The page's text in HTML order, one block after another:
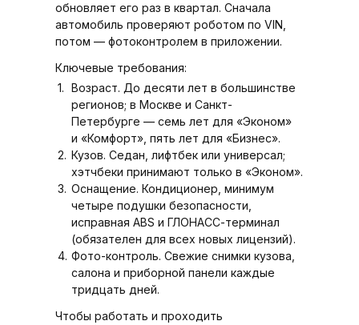
обновляет его раз в квартал. Сначала
автомобиль проверяют роботом по VIN,
потом — фотоконтролем в приложении.
Ключевые требования:
Возраст. До десяти лет в большинстве
регионов; в Москве и Санкт-
Петербурге — семь лет для «Эконом»
и «Комфорт», пять лет для «Бизнес».
Кузов. Седан, лифтбек или универсал;
хэтчбеки принимают только в «Эконом».
Оснащение. Кондиционер, минимум
четыре подушки безопасности,
исправная ABS и ГЛОНАСС-терминал
(обязателен для всех новых лицензий).
Фото-контроль. Свежие снимки кузова,
салона и приборной панели каждые
тридцать дней.
Чтобы работать и проходить